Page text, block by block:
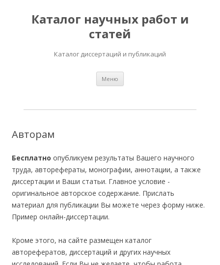
Каталог научных работ и
статей
Каталог диссертаций и публикаций
Меню
Авторам
Бесплатно опубликуем результаты Вашего научного
труда, авторефераты, монографии, аннотации, а также
диссертации и Ваши статьи. Главное условие -
оригинальное авторское содержание. Прислать
материал для публикации Вы можете через форму ниже.
Пример онлайн-диссертации.
Кроме этого, на сайте размещен каталог
авторефератов, диссертаций и других научных